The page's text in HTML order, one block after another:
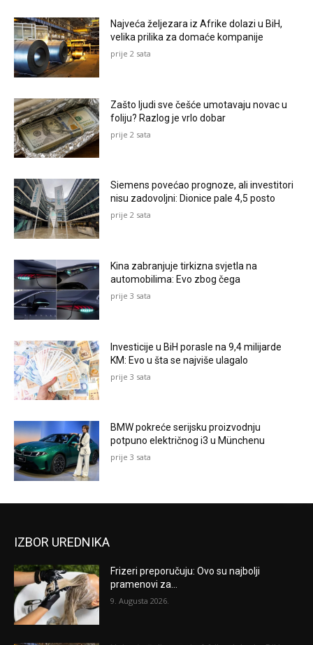
Najveća željezara iz Afrike dolazi u BiH,
velika prilika za domaće kompanije
prije 2 sata
Zašto ljudi sve češće umotavaju novac u
foliju? Razlog je vrlo dobar
prije 2 sata
Siemens povećao prognoze, ali investitori
nisu zadovoljni: Dionice pale 4,5 posto
prije 2 sata
Kina zabranjuje tirkizna svjetla na
automobilima: Evo zbog čega
prije 3 sata
Investicije u BiH porasle na 9,4 milijarde
KM: Evo u šta se najviše ulagalo
prije 3 sata
BMW pokreće serijsku proizvodnju
potpuno električnog i3 u Münchenu
prije 3 sata
IZBOR UREDNIKA
Frizeri preporučuju: Ovo su najbolji
pramenovi za...
9. Augusta 2026.